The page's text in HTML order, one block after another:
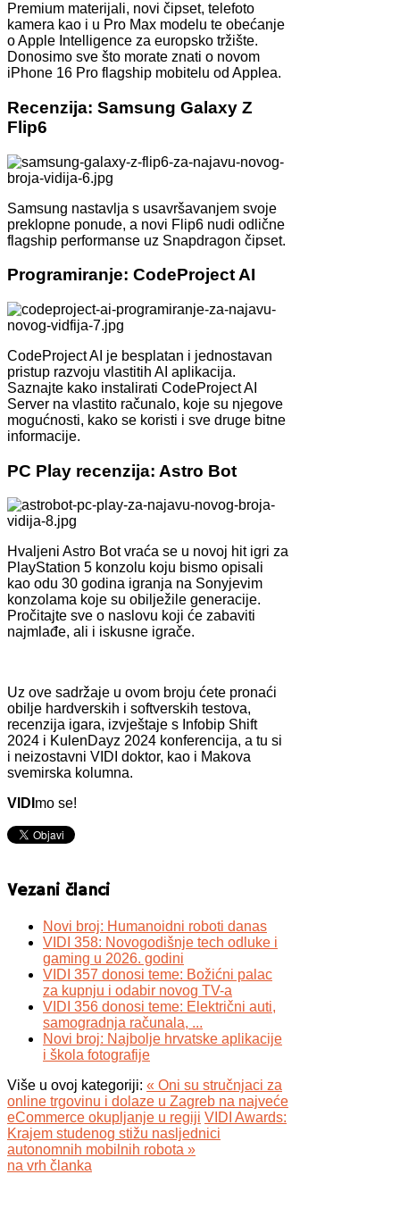
Premium materijali, novi čipset, telefoto
kamera kao i u Pro Max modelu te obećanje
o Apple Intelligence za europsko tržište.
Donosimo sve što morate znati o novom
iPhone 16 Pro flagship mobitelu od Applea.
Recenzija: Samsung Galaxy Z
Flip6
Samsung nastavlja s usavršavanjem svoje
preklopne ponude, a novi Flip6 nudi odlične
flagship performanse uz Snapdragon čipset.
Programiranje: CodeProject AI
CodeProject AI je besplatan i jednostavan
pristup razvoju vlastitih AI aplikacija.
Saznajte kako instalirati CodeProject AI
Server na vlastito računalo, koje su njegove
mogućnosti, kako se koristi i sve druge bitne
informacije.
PC Play recenzija: Astro Bot
Hvaljeni Astro Bot vraća se u novoj hit igri za
PlayStation 5 konzolu koju bismo opisali
kao odu 30 godina igranja na Sonyjevim
konzolama koje su obilježile generacije.
Pročitajte sve o naslovu koji će zabaviti
najmlađe, ali i iskusne igrače.
Uz ove sadržaje u ovom broju ćete pronaći
obilje hardverskih i softverskih testova,
recenzija igara, izvještaje s Infobip Shift
2024 i KulenDayz 2024 konferencija, a tu si
i neizostavni VIDI doktor, kao i Makova
svemirska kolumna.
VIDI mo se!
Vezani članci
Novi broj: Humanoidni roboti danas
VIDI 358: Novogodišnje tech odluke i
gaming u 2026. godini
VIDI 357 donosi teme: Božićni palac
za kupnju i odabir novog TV-a
VIDI 356 donosi teme: Električni auti,
samogradnja računala, ...
Novi broj: Najbolje hrvatske aplikacije
i škola fotografije
Više u ovoj kategoriji: « Oni su stručnjaci za
online trgovinu i dolaze u Zagreb na najveće
eCommerce okupljanje u regiji VIDI Awards:
Krajem studenog stižu nasljednici
autonomnih mobilnih robota »
na vrh članka